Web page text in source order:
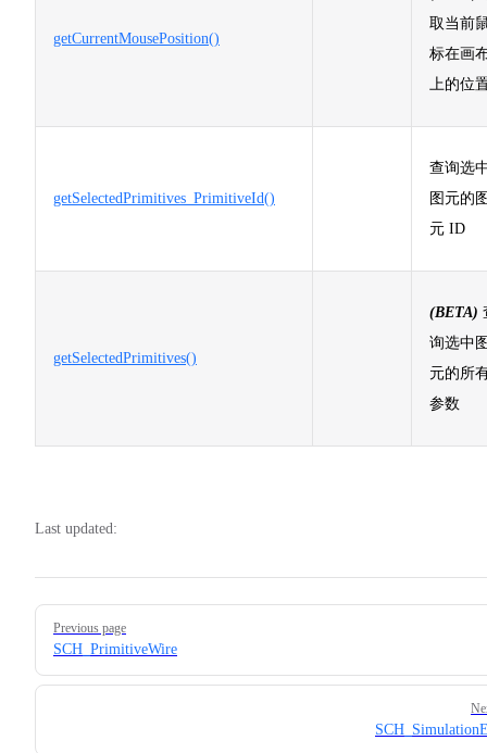
getCurrentMousePosition()
取当前
标在画
上的位
getSelectedPrimitives_PrimitiveId()
查询选
图元的
元 ID
getSelectedPrimitives()
(BETA)
询选中
元的所
参数
Last updated:
Pager
Previous page
SCH_PrimitiveWire